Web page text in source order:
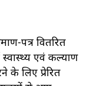
पत्र वितरित
एवं कल्याण
के लिए प्रेरित